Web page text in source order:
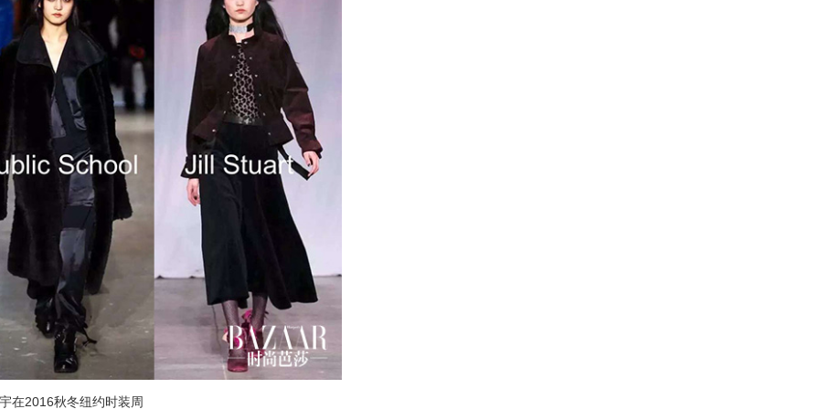
在2016秋冬纽约时装周